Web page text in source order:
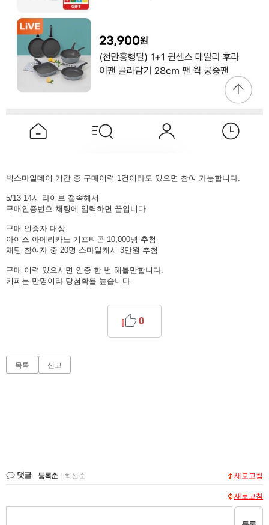
빅스마일데이 기간 중 구매이력 1건이라도 있으면 참여 가능합니다.
5/13 14시 라이브 접속해서
구매인증번호 채팅에 입력하면 끝입니다.
구매 인증자 대상
아이스 아메리카노 기프티콘 10,000명 추첨
채팅 참여자 중 20명 스마일캐시 3만원 추첨
구매 이력 있으시면 인증 한 번 해볼만합니다.
커피는 만명이라 당첨확률 높습니다
0
목록 신고
댓글 등록순 최신순 새로고침
새로고침